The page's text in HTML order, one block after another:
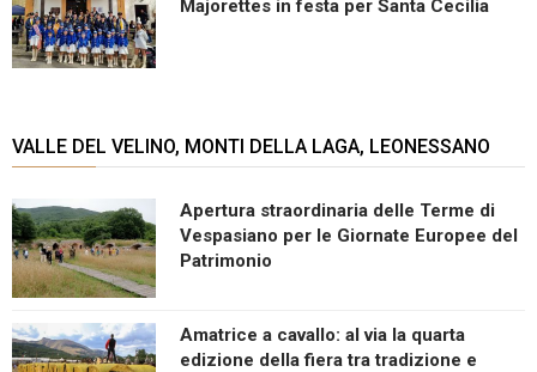
Majorettes in festa per Santa Cecilia
VALLE DEL VELINO, MONTI DELLA LAGA, LEONESSANO
Apertura straordinaria delle Terme di
Vespasiano per le Giornate Europee del
Patrimonio
Amatrice a cavallo: al via la quarta
edizione della fiera tra tradizione e